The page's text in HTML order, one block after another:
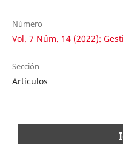
Número
Vol. 7 Núm. 14 (2022):
Sección
Artículos